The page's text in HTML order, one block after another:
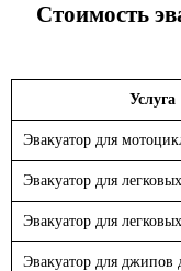
Стоимость
Услуга
Эвакуатор для
Эвакуатор для
Эвакуатор для
Эвакуатор для джипов